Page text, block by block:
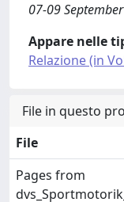
07-09
Appare nelle
Relazione (in
File in questo
File
Pages from